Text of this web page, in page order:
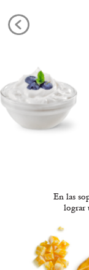
En las
lograr